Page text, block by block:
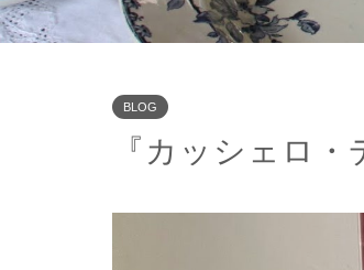
BLOG
『カッシェロ